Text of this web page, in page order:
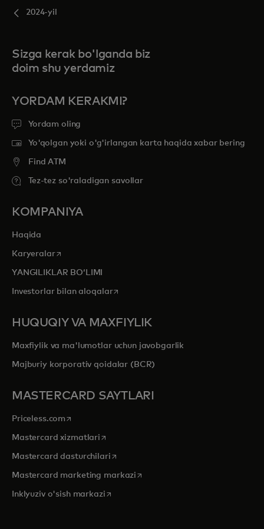
2024-yil
Sizga kerak bo'lganda biz
doim shu yerdamiz
YORDAM KERAKMI?
Yordam oling
Yo'qolgan yoki o'g'irlangan karta haqida xabar bering
Find ATM
Tez-tez so'raladigan savollar
KOMPANIYA
Haqida
Karyeralaropens in a new tab
YANGILIKLAR BOʻLIMI
Investorlar bilan aloqalaropens in a new tab
HUQUQIY VA MAXFIYLIK
Maxfiylik va ma'lumotlar uchun javobgarlik
Majburiy korporativ qoidalar (BCR)
MASTERCARD SAYTLARI
Priceless.com opens in a new tab
Mastercard xizmatlari opens in a new tab
Mastercard dasturchilariopens in a new tab
Mastercard marketing markazi opens in a new tab
Inklyuziv o'sish markaziopens in a new tab